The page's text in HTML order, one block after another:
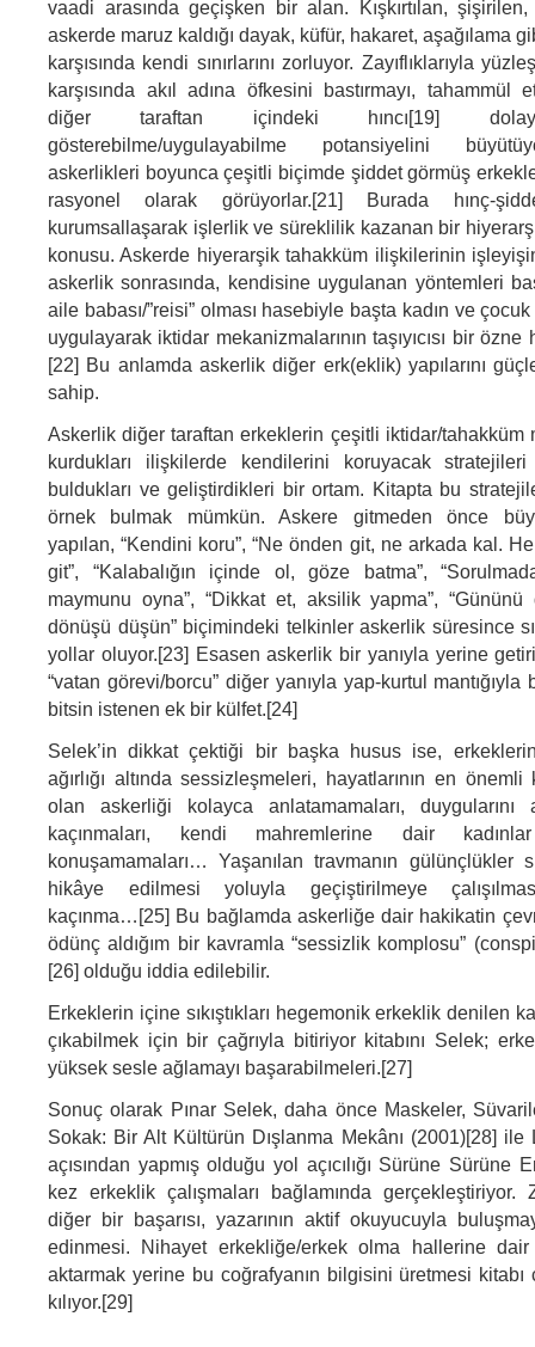
vaadi arasında geçişken bir alan. Kışkırtılan,
askerde maruz kaldığı dayak, küfür, hakaret, aşağılama
karşısında kendi sınırlarını zorluyor. Zayıflıklarıyla
karşısında akıl adına öfkesini bastırmayı, tahammül
diğer taraftan içindeki hıncı[19]
gösterebilme/uygulayabilme potansiyelini
askerlikleri boyunca çeşitli biçimde şiddet görmüş
rasyonel olarak görüyorlar.[21] Burada hınç-
kurumsallaşarak işlerlik ve süreklilik kazanan bir
konusu. Askerde hiyerarşik tahakküm ilişkilerinin
askerlik sonrasında, kendisine uygulanan yöntemleri
aile babası/”reisi” olması hasebiyle başta kadın ve
uygulayarak iktidar mekanizmalarının taşıyıcısı bir
[22] Bu anlamda askerlik diğer erk(eklik) yapılarını
sahip.
Askerlik diğer taraftan erkeklerin çeşitli iktidar/tahakküm
kurdukları ilişkilerde kendilerini koruyacak
buldukları ve geliştirdikleri bir ortam. Kitapta bu
örnek bulmak mümkün. Askere gitmeden önce
yapılan, “Kendini koru”, “Ne önden git, ne arkada kal.
git”, “Kalabalığın içinde ol, göze batma”,
maymunu oyna”, “Dikkat et, aksilik yapma”,
dönüşü düşün” biçimindeki telkinler askerlik süresince
yollar oluyor.[23] Esasen askerlik bir yanıyla yerine
“vatan görevi/borcu” diğer yanıyla yap-kurtul
bitsin istenen ek bir külfet.[24]
Selek’in dikkat çektiği bir başka husus ise,
ağırlığı altında sessizleşmeleri, hayatlarının en önemli
olan askerliği kolayca anlatamamaları, duygularını
kaçınmaları, kendi mahremlerine dair
konuşamamaları… Yaşanılan travmanın gülünçlükler
hikâye edilmesi yoluyla geçiştirilmeye
kaçınma…[25] Bu bağlamda askerliğe dair hakikatin
ödünç aldığım bir kavramla “sessizlik komplosu”
[26] olduğu iddia edilebilir.
Erkeklerin içine sıkıştıkları hegemonik erkeklik denilen
çıkabilmek için bir çağrıyla bitiriyor kitabını Selek;
yüksek sesle ağlamayı başarabilmeleri.[27]
Sonuç olarak Pınar Selek, daha önce Maskeler,
Sokak: Bir Alt Kültürün Dışlanma Mekânı (2001)[28] ile
açısından yapmış olduğu yol açıcılığı Sürüne Sürüne
kez erkeklik çalışmaları bağlamında gerçekleştiriyor.
diğer bir başarısı, yazarının aktif okuyucuyla
edinmesi. Nihayet erkekliğe/erkek olma hallerine dair
aktarmak yerine bu coğrafyanın bilgisini üretmesi kitabı
kılıyor.[29]